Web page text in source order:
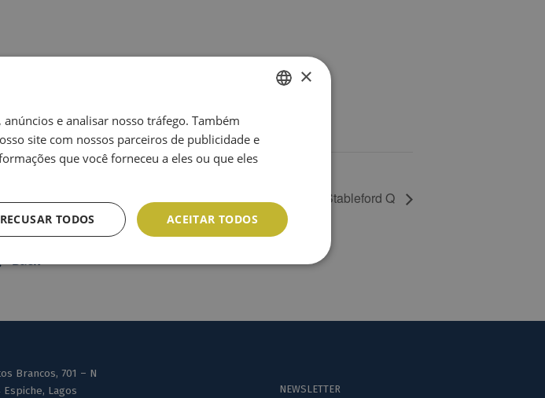
Singles Stableford Q
Back
Brancos, 701 – N
Espiche, Lagos
NEWSLETTER
×
e analisar nosso tráfego. Também
site com nossos parceiros de publicidade e
que você forneceu a eles ou que eles
ACEITAR TODOS
RECUSAR TODOS